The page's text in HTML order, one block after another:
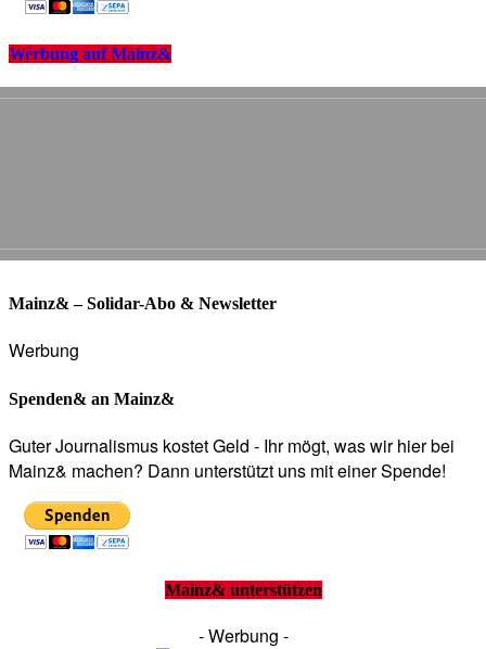
Werbung auf Mainz&
Mainz& – Solidar-Abo & Newsletter
Werbung
Spenden& an Mainz&
Guter Journalismus kostet Geld - Ihr mögt, was wir hier bei
Mainz& machen? Dann unterstützt uns mit einer Spende!
Mainz& unterstützen
- Werbung -